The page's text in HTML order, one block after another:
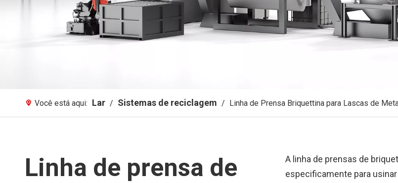
Você está aqui: Lar / Sistemas de reciclagem / Linha de Prensa Briquettina para Lascas de
Linha de prensa de
A linha de prensas de
especificamente para